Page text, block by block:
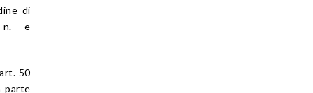
di
_ e
art. 50
parte